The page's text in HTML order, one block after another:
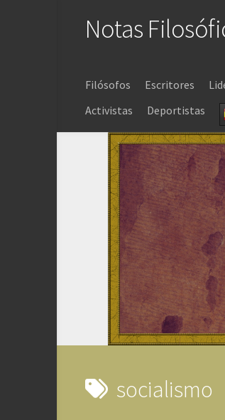
Notas
Filósofos Escritores
Activistas
Deportistas
socialismo